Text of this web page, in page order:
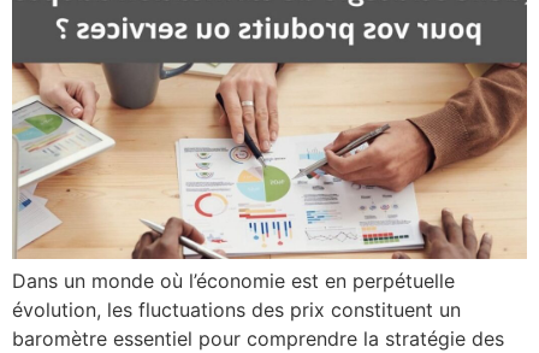
Dans un monde où l’économie est en perpétuelle
évolution, les fluctuations des prix constituent un
baromètre essentiel pour comprendre la stratégie des